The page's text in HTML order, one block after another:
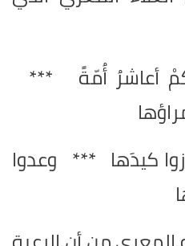
فكمْ أعاشرُ أُمّةً ***
كيدَها *** وعدوا